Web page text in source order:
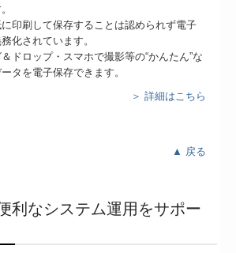
印刷して保存することは認められず電子
化されています。
ドロップ・スマホで撮影等の“かんたん”な
タを電子保存できます。
＞ 詳細はこちら
▲ 戻る
利なシステム運用をサポー